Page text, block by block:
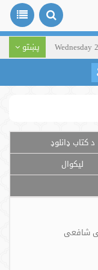
پښتو
د کتاب ډانلوډ
لیکوال
شافعی